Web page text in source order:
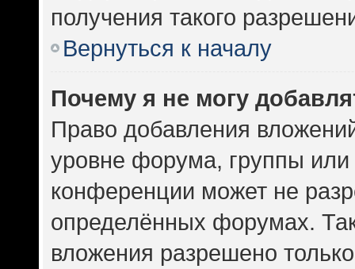
получения такого
Вернуться к началу
Почему я не могу
Право добавления
уровне форума, группы или
конференции может не
определённых форумах.
вложения разрешено